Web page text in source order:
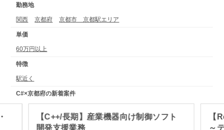
勤務地
関西 京都府 京都市 京都駅エリア
単価
60万円以上
特徴
駅近く
C#×京都府の新着案件
【C++/長期】産業機器向け制御ソフト
開発支援業務
【
～